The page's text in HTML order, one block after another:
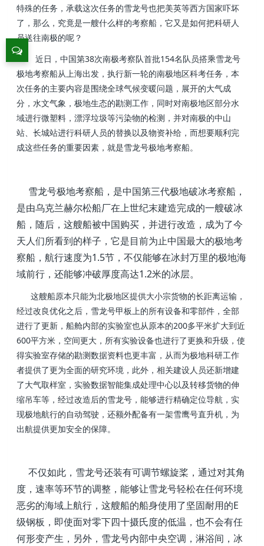
特殊的任务，承载这次任务的雪龙号也把美英等西方国家吓坏
了，那么，究竟是一艘什么样的考察船，它又是如何把科研人
员送往南极的呢？
近日，中国第38次南极考察队首批154名队员搭乘雪龙号
极地考察船从上海出发，执行新一轮的南极地区科考任务，本
次任务的主要内容是围绕全球气候变暖问题，展开的大气成
分，水文气象，极地生态的勘测工作，同时对南极地区部分水
域进行微塑料，漂浮垃圾等污染物的检测，并对南极的中山
站、长城站进行科研人员的替换以及物资补给，而想要顺利完
成这些任务的重要因素，就是雪龙号极地考察船。
雪龙号极地考察船，是中国第三代极地破冰考察船，
是由乌克兰赫尔松船厂在上世纪末建造完成的一艘破冰
船，随后，这艘船被中国购买，并进行改造，成为了今
天人们所看到的样子，它是目前为止中国最大的极地考
察船，航行速度为1.5节，不仅能够在冰封万里的极地海
域前行，还能够冲破厚度高达1.2米的冰层。
这艘船原本只能为北极地区提供大小宗货物的长距离运输，
经过改良优化之后，雪龙号甲板上的所有设备和零部件，全部
进行了更新，船舱内部的实验室也从原本的200多平米扩大到近
600平方米，空间更大，所有实验设备也进行了更换和升级，使
得实验室存储的勘测数据资料也更丰富，从而为极地科研工作
者提供了更为全面的研究环境，此外，相关建设人员还新增建
了大气取样室，实验数据智能集成处理中心以及转移货物的伸
缩吊车等，经过改造后的雪龙号，能够进行精确定位导航，实
现极地航行的自动驾驶，还额外配备有一架雪鹰号直升机，为
出航提供更加安全的保障。
不仅如此，雪龙号还装有可调节螺旋桨，通过对其角
度，速率等环节的调整，能够让雪龙号轻松在任何环境
恶劣的海域上航行，这艘船的船身使用了坚固耐用的E
级钢板，即使面对零下四十摄氏度的低温，也不会有任
何形变产生，另外，雪龙号内部中央空调，淋浴间，冰